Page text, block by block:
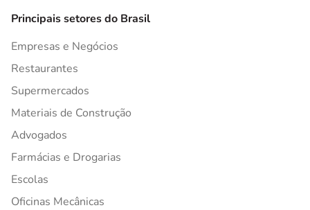
Principais setores do Brasil
Empresas e Negócios
Restaurantes
Supermercados
Materiais de Construção
Advogados
Farmácias e Drogarias
Escolas
Oficinas Mecânicas